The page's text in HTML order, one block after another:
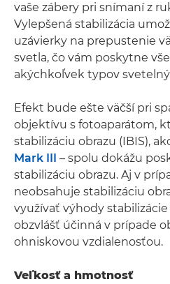
vaše zábery pri snímaní z
Vylepšená stabilizácia
uzávierky na prepustenie
svetla, čo vám poskytne
akýchkoľvek typov
Efekt bude ešte väčší pri
objektívu s fotoaparátom,
stabilizáciu obrazu (IBIS),
Mark III – spolu dokážu
stabilizáciu obrazu. Aj v
neobsahuje stabilizáciu
využívať výhody stabilizácie
obzvlášť účinná v prípade
ohniskovou vzdialenosťou.
Veľkosť a hmotnosť